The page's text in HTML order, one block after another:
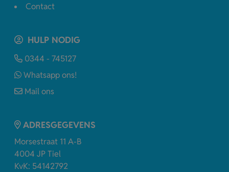
Contact
HULP NODIG
0344 - 745127
Whatsapp ons!
Mail ons
ADRESGEGEVENS
Morsestraat 11 A-B
4004 JP Tiel
KvK: 54142792